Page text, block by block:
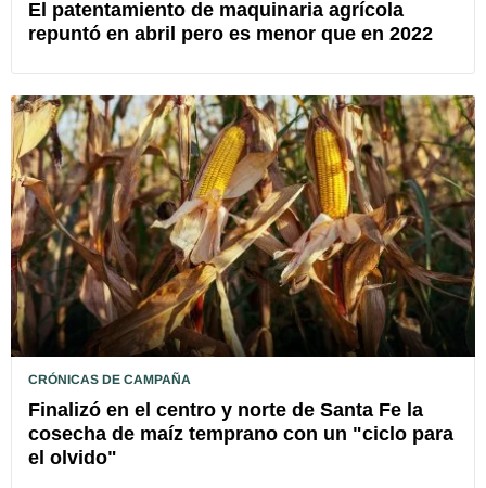
El patentamiento de maquinaria agrícola
repuntó en abril pero es menor que en 2022
CRÓNICAS DE CAMPAÑA
Finalizó en el centro y norte de Santa Fe la
cosecha de maíz temprano con un "ciclo para
el olvido"